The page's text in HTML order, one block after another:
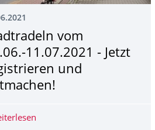
TU Dresden - eine Nachbetrachtung
vom
11.07.2021 - Jetzt
und